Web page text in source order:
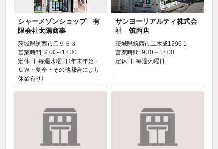
シャーメゾンショップ 有
限会社太陽商事
茨城県筑西市乙９５３
営業時間: 9:00～18:30
定休日: 毎週水曜日（年末年始・
ＧＷ・夏季・その他都合により
休業有り）
サンヨーリアルティ株式会
社 筑西店
茨城県筑西市二木成1396-1
営業時間: 9:30～18:00
定休日: 毎週火曜日